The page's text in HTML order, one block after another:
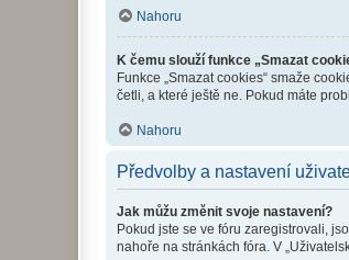
Nahoru
K čemu slouží funkce „Smazat
Funkce „Smazat cookies“ smaže
četli, a které ještě ne. Pokud máte
Nahoru
Předvolby a nastavení
Jak můžu změnit svoje nastavení?
Pokud jste se ve fóru zaregistrovali,
nahoře na stránkách fóra. V